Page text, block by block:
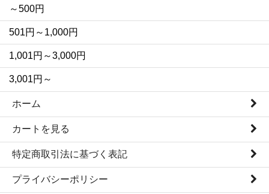
～500円
501円～1,000円
1,001円～3,000円
3,001円～
ホーム
カートを見る
特定商取引法に基づく表記
プライバシーポリシー